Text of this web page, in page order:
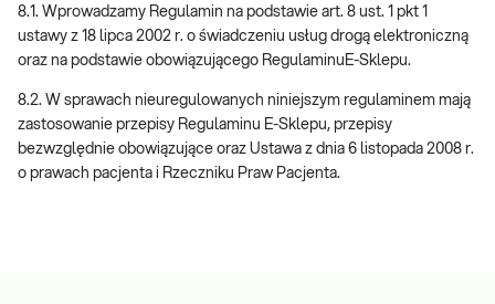
8.1. Wprowadzamy Regulamin na podstawie art. 8 ust. 1 pkt 1
ustawy z 18 lipca 2002 r. o świadczeniu usług drogą elektroniczną
oraz na podstawie obowiązującego RegulaminuE-Sklepu.
8.2. W sprawach nieuregulowanych niniejszym regulaminem mają
zastosowanie przepisy Regulaminu E-Sklepu, przepisy
bezwzględnie obowiązujące oraz Ustawa z dnia 6 listopada 2008 r.
o prawach pacjenta i Rzeczniku Praw Pacjenta.